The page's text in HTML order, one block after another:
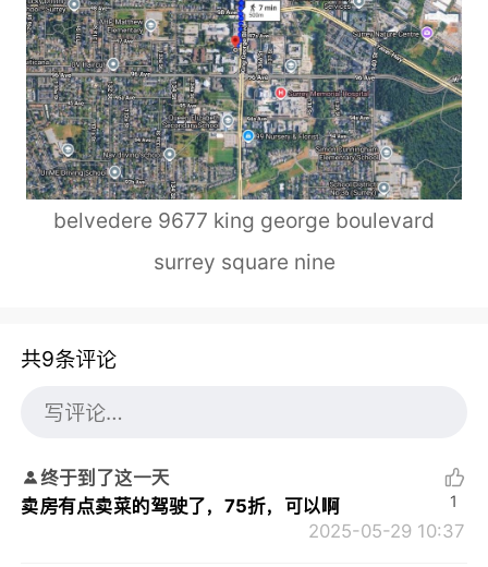
belvedere 9677 king george boulevard
surrey square nine
共9条评论
终于到了这一天
卖房有点卖菜的驾驶了，75折，可以啊
2025-05-29 10:37
1